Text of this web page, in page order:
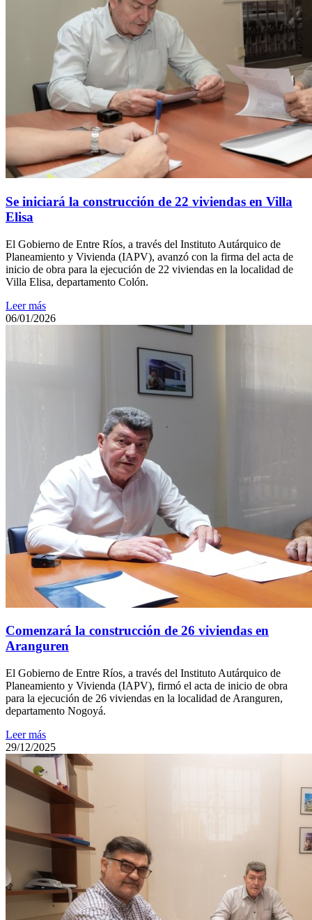
Se iniciará la construcción de 22 viviendas en Villa
Elisa
El Gobierno de Entre Ríos, a través del Instituto Autárquico de
Planeamiento y Vivienda (IAPV), avanzó con la firma del acta de
inicio de obra para la ejecución de 22 viviendas en la localidad de
Villa Elisa, departamento Colón.
Leer más
06/01/2026
Comenzará la construcción de 26 viviendas en
Aranguren
El Gobierno de Entre Ríos, a través del Instituto Autárquico de
Planeamiento y Vivienda (IAPV), firmó el acta de inicio de obra
para la ejecución de 26 viviendas en la localidad de Aranguren,
departamento Nogoyá.
Leer más
29/12/2025